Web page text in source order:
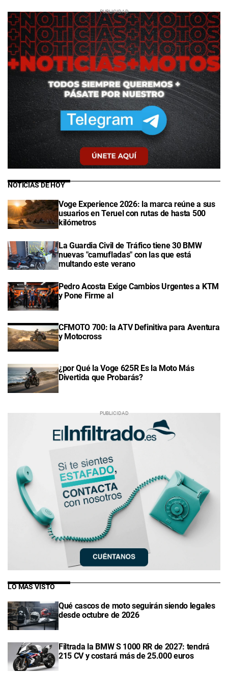
NOTICIAS DE HOY
Voge Experience 2026: la marca reúne a sus
usuarios en Teruel con rutas de hasta 500
kilómetros
La Guardia Civil de Tráfico tiene 30 BMW
nuevas "camufladas" con las que está
multando este verano
Pedro Acosta Exige Cambios Urgentes a KTM
y Pone Firme al
CFMOTO 700: la ATV Definitiva para Aventura
y Motocross
¿por Qué la Voge 625R Es la Moto Más
Divertida que Probarás?
LO MÁS VISTO
Qué cascos de moto seguirán siendo legales
desde octubre de 2026
Filtrada la BMW S 1000 RR de 2027: tendrá
215 CV y costará más de 25.000 euros